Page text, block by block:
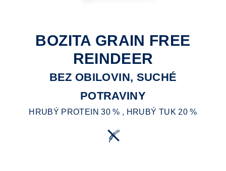
BOZITA GRAIN FREE
REINDEER
BEZ OBILOVIN, SUCHÉ
POTRAVINY
HRUBÝ PROTEIN 30 % , HRUBÝ TUK 20 %